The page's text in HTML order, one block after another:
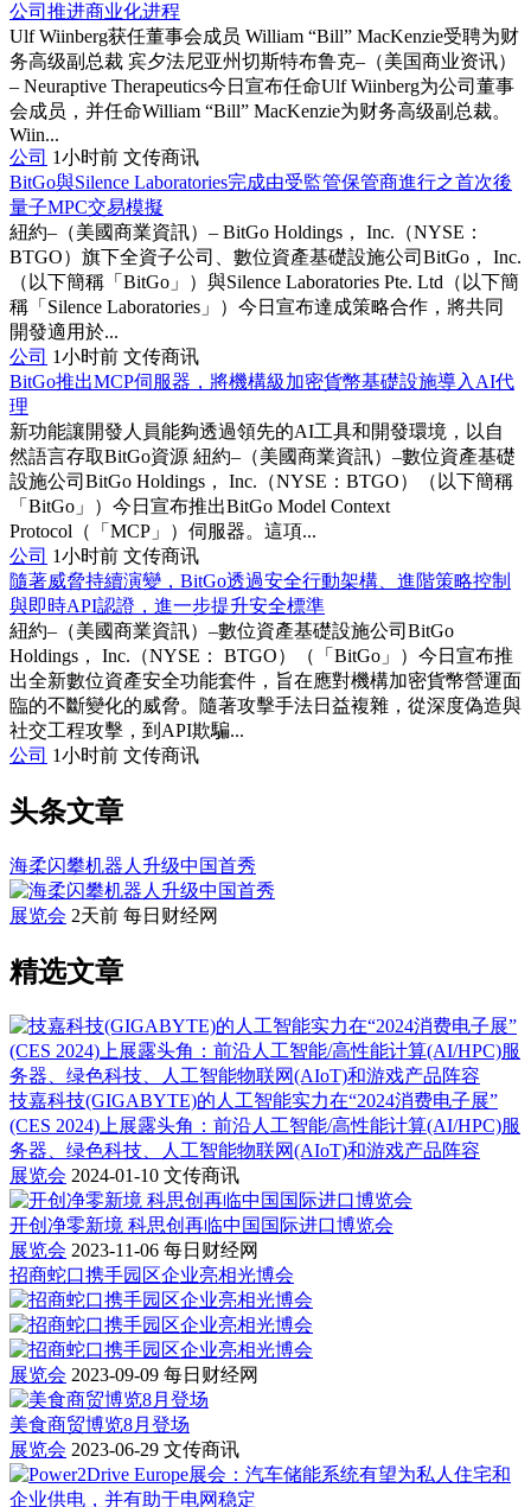
公司推进商业化进程
Ulf Wiinberg获任董事会成员 William “Bill” MacKenzie受聘为财
务高级副总裁 宾夕法尼亚州切斯特布鲁克–（美国商业资讯）
– Neuraptive Therapeutics今日宣布任命Ulf Wiinberg为公司董事
会成员，并任命William “Bill” MacKenzie为财务高级副总裁。
Wiin...
公司 1小时前 文传商讯
BitGo與Silence Laboratories完成由受監管保管商進行之首次後
量子MPC交易模擬
紐約–（美國商業資訊）– BitGo Holdings， Inc.（NYSE：
BTGO）旗下全資子公司、數位資產基礎設施公司BitGo， Inc.
（以下簡稱「BitGo」）與Silence Laboratories Pte. Ltd（以下簡
稱「Silence Laboratories」）今日宣布達成策略合作，將共同
開發適用於...
公司 1小时前 文传商讯
BitGo推出MCP伺服器，將機構級加密貨幣基礎設施導入AI代
理
新功能讓開發人員能夠透過領先的AI工具和開發環境，以自
然語言存取BitGo資源 紐約–（美國商業資訊）–數位資產基礎
設施公司BitGo Holdings， Inc.（NYSE：BTGO）（以下簡稱
「BitGo」）今日宣布推出BitGo Model Context
Protocol（「MCP」）伺服器。這項...
公司 1小时前 文传商讯
隨著威脅持續演變，BitGo透過安全行動架構、進階策略控制
與即時API認證，進一步提升安全標準
紐約–（美國商業資訊）–數位資產基礎設施公司BitGo
Holdings， Inc.（NYSE： BTGO）（「BitGo」）今日宣布推
出全新數位資產安全功能套件，旨在應對機構加密貨幣營運面
臨的不斷變化的威脅。隨著攻擊手法日益複雜，從深度偽造與
社交工程攻擊，到API欺騙...
公司 1小时前 文传商讯
头条文章
海柔闪攀机器人升级中国首秀
展览会 2天前 每日财经网
精选文章
技嘉科技(GIGABYTE)的人工智能实力在“2024消费电子展”
(CES 2024)上展露头角：前沿人工智能/高性能计算(AI/HPC)服
务器、绿色科技、人工智能物联网(AIoT)和游戏产品阵容
展览会 2024-01-10 文传商讯
开创净零新境 科思创再临中国国际进口博览会
展览会 2023-11-06 每日财经网
招商蛇口携手园区企业亮相光博会
展览会 2023-09-09 每日财经网
美食商贸博览8月登场
展览会 2023-06-29 文传商讯